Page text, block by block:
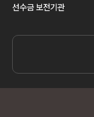
선수금 보전기관